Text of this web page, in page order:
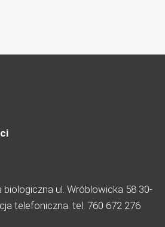
ul. Wróblowicka 58 30-
telefoniczna: tel. 760 672 276